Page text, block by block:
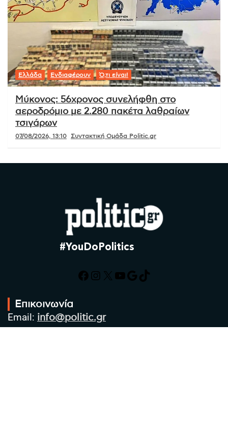
Ελλάδα Ενδιαφέρουν Ό,τι είναι!
Μύκονος: 56χρονος συνελήφθη στο
αεροδρόμιο με 2.280 πακέτα λαθραίων
τσιγάρων
07/08/2026, 13:10 Συντακτική Ομάδα Politic.gr
#YouDoPolitics
Facebook
Instagram
X YouTube
Google
TikTok
Επικοινωνία
Email: info@politic.gr
Τηλ: